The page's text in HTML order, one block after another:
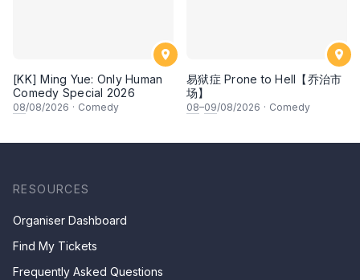
[KK] Ming Yue: Only Human
Comedy Special 2026
08/08/2026 · Comedy
易狱症 Prone to Hell【乔治市
场】
08–09/08/2026 · Comedy
RESOURCES
Organiser Dashboard
Find My Tickets
Frequently Asked Questions